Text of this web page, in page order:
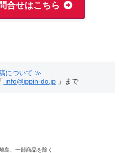
合せはこちら
について ≫
info@ippin-do.jp」まで
島、一部商品を除く